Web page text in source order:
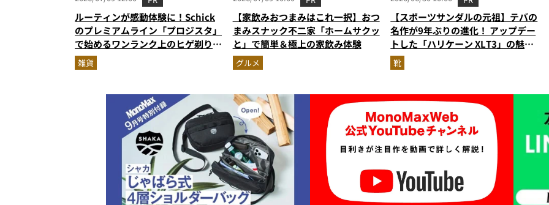
ルーティンが感動体験に！Schick
のプレミアムライン「プロジスタ」
で始めるワンランク上のヒゲ剃り習
慣
雑貨
【家飲みおつまみはこれ一択】おつ
まみスナック不二家「ホームサクッ
と」で簡単＆極上の家飲み体験
グルメ
【スポーツサンダルの元祖】テバの
名作が9年ぶりの進化！ アップデー
トした「ハリケーン XLT3」の魅力
を識者があらゆる角度から徹底解
説！
靴